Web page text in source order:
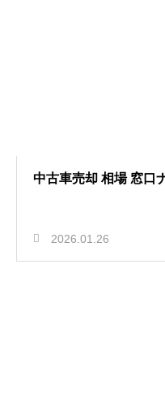
中古車売却 相場 窓口
2026.01.26